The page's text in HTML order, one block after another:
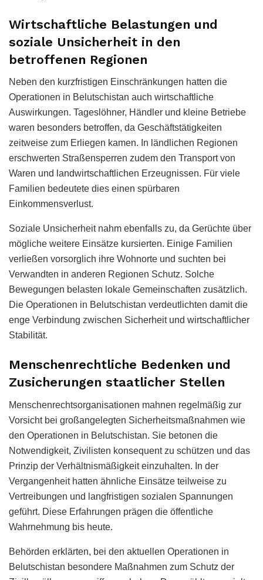
Wirtschaftliche Belastungen und
soziale Unsicherheit in den
betroffenen Regionen
Neben den kurzfristigen Einschränkungen hatten die
Operationen in Belutschistan auch wirtschaftliche
Auswirkungen. Tageslöhner, Händler und kleine Betriebe
waren besonders betroffen, da Geschäftstätigkeiten
zeitweise zum Erliegen kamen. In ländlichen Regionen
erschwerten Straßensperren zudem den Transport von
Waren und landwirtschaftlichen Erzeugnissen. Für viele
Familien bedeutete dies einen spürbaren
Einkommensverlust.
Soziale Unsicherheit nahm ebenfalls zu, da Gerüchte über
mögliche weitere Einsätze kursierten. Einige Familien
verließen vorsorglich ihre Wohnorte und suchten bei
Verwandten in anderen Regionen Schutz. Solche
Bewegungen belasten lokale Gemeinschaften zusätzlich.
Die Operationen in Belutschistan verdeutlichten damit die
enge Verbindung zwischen Sicherheit und wirtschaftlicher
Stabilität.
Menschenrechtliche Bedenken und
Zusicherungen staatlicher Stellen
Menschenrechtsorganisationen mahnen regelmäßig zur
Vorsicht bei großangelegten Sicherheitsmaßnahmen wie
den Operationen in Belutschistan. Sie betonen die
Notwendigkeit, Zivilisten konsequent zu schützen und das
Prinzip der Verhältnismäßigkeit einzuhalten. In der
Vergangenheit hatten ähnliche Einsätze teilweise zu
Vertreibungen und langfristigen sozialen Spannungen
geführt. Diese Erfahrungen prägen die öffentliche
Wahrnehmung bis heute.
Behörden erklärten, bei den aktuellen Operationen in
Belutschistan besondere Maßnahmen zum Schutz der